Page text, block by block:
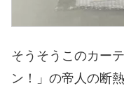
そうそうこのカー
ン！」の帝人の断